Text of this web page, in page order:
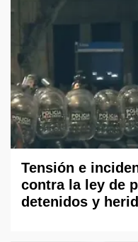
Tensión e
contra la ley de
detenidos y